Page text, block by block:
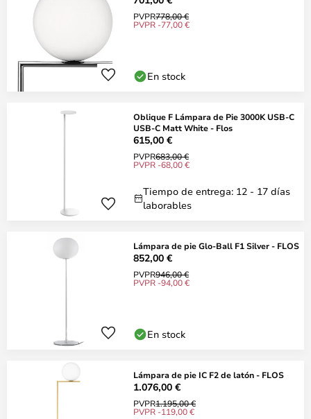
PVPR778,00 €
PVPR -77,00 €
En stock
Oblique F Lámpara de Pie 3000K USB-C
USB-C Matt White - Flos
615,00 €
PVPR683,00 €
PVPR -68,00 €
Tiempo de entrega: 12 - 17 días
laborables
Lámpara de pie Glo-Ball F1 Silver - FLOS
852,00 €
PVPR946,00 €
PVPR -94,00 €
En stock
Lámpara de pie IC F2 de latón - FLOS
1.076,00 €
PVPR1.195,00 €
PVPR -119,00 €